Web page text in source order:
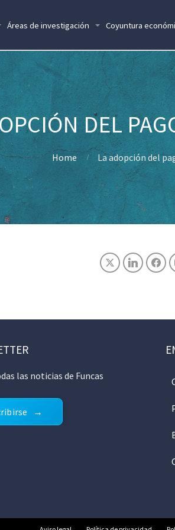
Áreas de investigación Coyuntura
DEL
Home La adopción del
las noticias de Funcas